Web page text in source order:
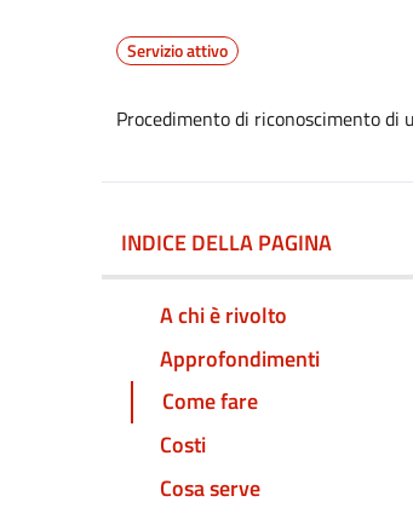
Servizio attivo
Procedimento di riconoscimento di
INDICE DELLA PAGINA
A chi è rivolto
Approfondimenti
Come fare
Costi
Cosa serve